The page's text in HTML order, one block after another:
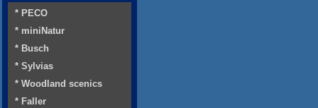
* PECO
* miniNatur
* Busch
* Sylvias
* Woodland scenics
* Faller